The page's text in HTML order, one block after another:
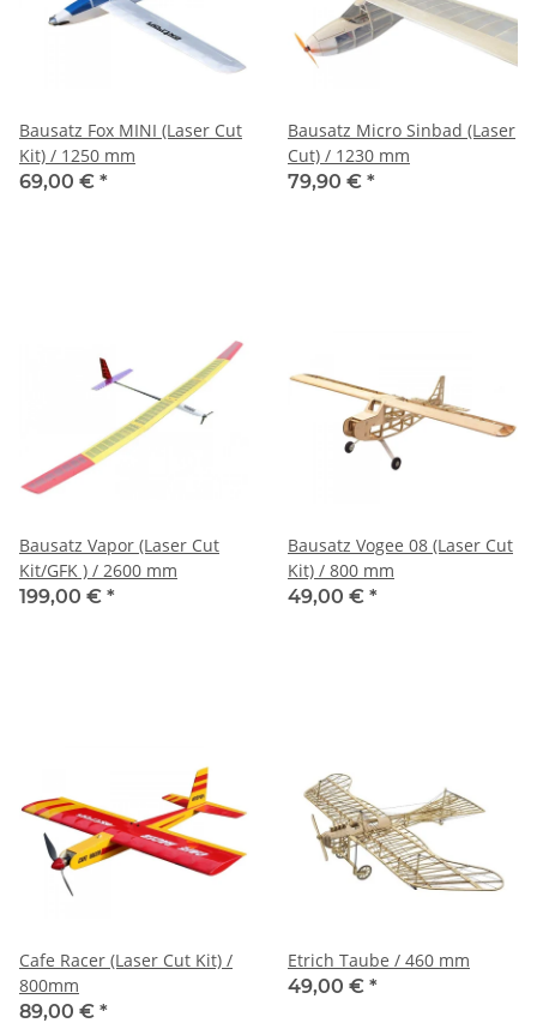
Bausatz Fox MINI (Laser Cut
Kit) / 1250 mm
69,00 € *
Bausatz Micro Sinbad (Laser
Cut) / 1230 mm
79,90 € *
Bausatz Vapor (Laser Cut
Kit/GFK ) / 2600 mm
199,00 € *
Bausatz Vogee 08 (Laser Cut
Kit) / 800 mm
49,00 € *
Cafe Racer (Laser Cut Kit) /
800mm
89,00 € *
Etrich Taube / 460 mm
49,00 € *